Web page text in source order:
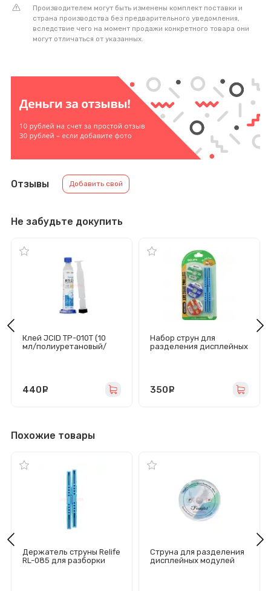
Производителем могут быть изменены комплект поставки и
страна производства без предварительного уведомления,
вследствие чего на момент продажи конкретного товара они
могут отличаться от указанных.
Отзывы Добавить свой
Не забудьте докупить
Клей JCID TP-010T (10
мл/полиуретановый/
440
Набор струн для
разделения дисплейных
350
Похожие товары
Держатель струны Relife
RL-085 для разборки
Струна для разделения
дисплейных модулей